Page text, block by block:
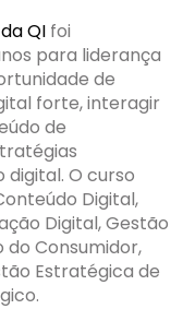
QI foi
para liderança
de
forte, interagir
de
O curso
Digital,
Digital, Gestão
Consumidor,
Estratégica de